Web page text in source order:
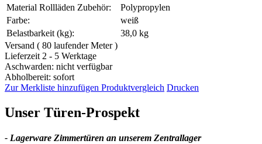
Material Rollläden Zubehör:
Polypropylen
Farbe:
weiß
Belastbarkeit (kg):
38,0 kg
Versand ( 80 laufender Meter )
Lieferzeit 2 - 5 Werktage
Aschwarden: nicht verfügbar
Abholbereit: sofort
Zur Merkliste hinzufügen Produktvergleich Drucken
Unser Türen-Prospekt
- Lagerware Zimmertüren an unserem Zentrallager